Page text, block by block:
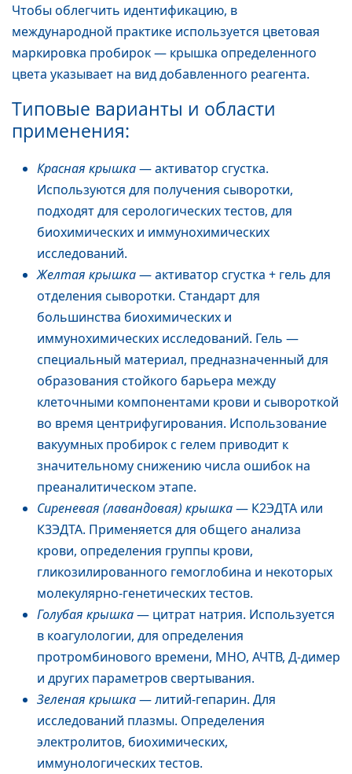
Чтобы облегчить идентификацию, в
международной практике используется цветовая
маркировка пробирок — крышка определенного
цвета указывает на вид добавленного реагента.
Типовые варианты и области
применения:
Красная крышка— активатор сгустка.
Используются для получения сыворотки,
подходят для серологических тестов, для
биохимических и иммунохимических
исследований.
Желтая крышка— активатор сгустка + гель для
отделения сыворотки. Стандарт для
большинства биохимических и
иммунохимических исследований. Гель —
специальный материал, предназначенный для
образования стойкого барьера между
клеточными компонентами крови и сывороткой
во время центрифугирования. Использование
вакуумных пробирок с гелем приводит к
значительному снижению числа ошибок на
преаналитическом этапе.
Сиреневая (лавандовая) крышка— К2ЭДТА или
К3ЭДТА. Применяется для общего анализа
крови, определения группы крови,
гликозилированного гемоглобина и некоторых
молекулярно-генетических тестов.
Голубая крышка— цитрат натрия. Используется
в коагулологии, для определения
протромбинового времени, МНО, АЧТВ, Д-димер
и других параметров свертывания.
Зеленая крышка— литий-гепарин. Для
исследований плазмы. Определения
электролитов, биохимических,
иммунологических тестов.